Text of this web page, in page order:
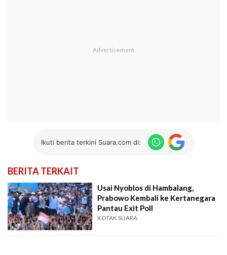
Ikuti berita terkini Suara.com di:
BERITA TERKAIT
Usai Nyoblos di Hambalang,
Prabowo Kembali ke Kertanegara
Pantau Exit Poll
KOTAK SUARA